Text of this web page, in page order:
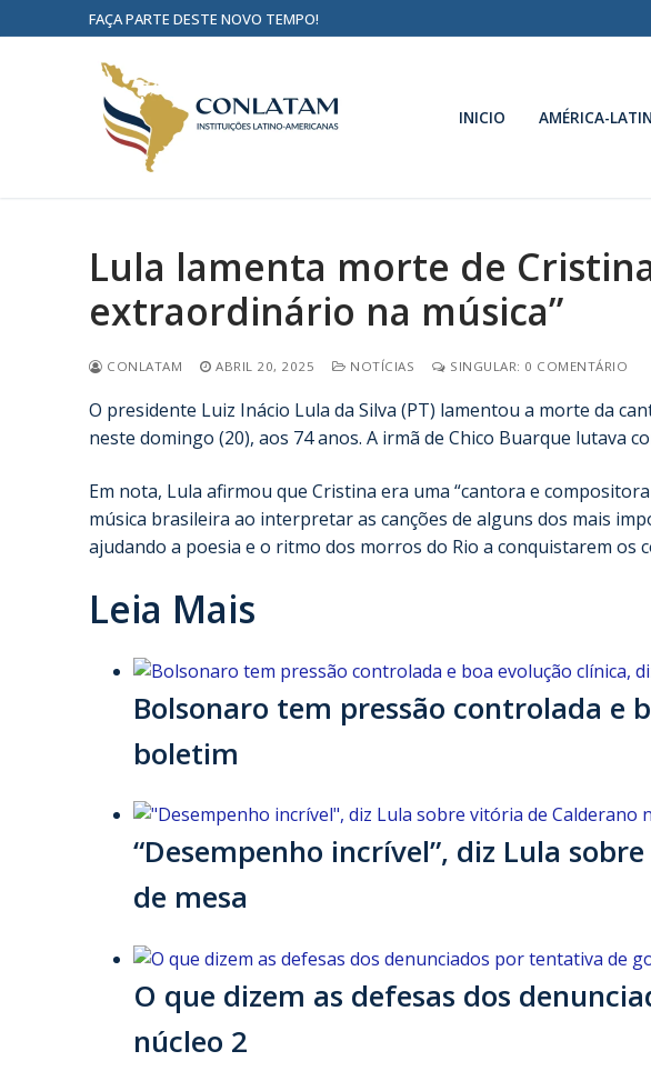
FAÇA PARTE DESTE NOVO TEMPO!
INICIO AMÉRICA-
Lula lamenta morte de
extraordinário na música”
CONLATAM ABRIL 20, 2025 NOTÍCIAS SINGULAR: 0 COMENTÁRIO
O presidente Luiz Inácio Lula da Silva (PT) lamentou a morte da
neste domingo (20), aos 74 anos. A irmã de Chico Buarque lutava
Em nota, Lula afirmou que Cristina era uma “cantora e
música brasileira ao interpretar as canções de alguns dos mais
ajudando a poesia e o ritmo dos morros do Rio a conquistarem os
Leia Mais
Bolsonaro tem pressão controlada e
boletim
“Desempenho incrível”, diz Lula
de mesa
O que dizem as defesas dos
núcleo 2